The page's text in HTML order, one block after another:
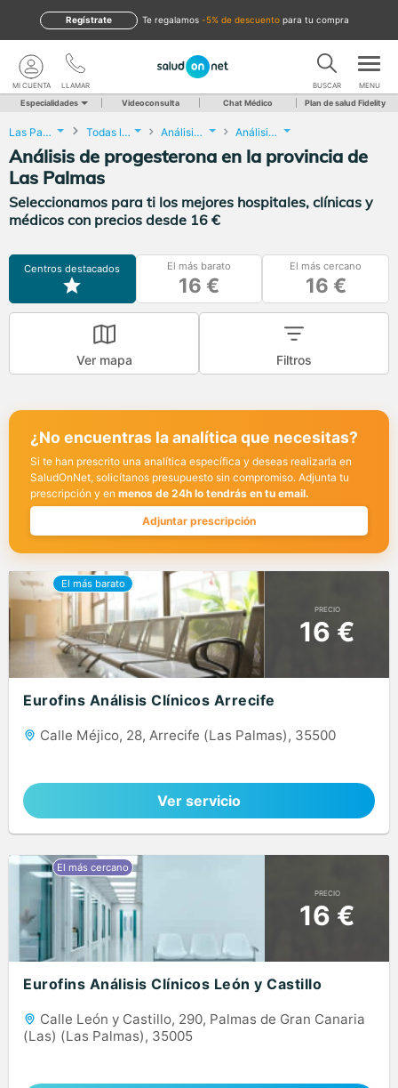
te regalamos -5% de descuento para tu compra
Regístrate
LLAMAR
MI CUENTA BUSCAR MENU
Especialidades Videoconsulta Chat Médico Plan de salud Fidelity
Las Palmas Todas las localidades Análisis Clínicos Análisis de progesterona
Análisis de progesterona en la provincia de
Las Palmas
Seleccionamos para ti los mejores hospitales, clínicas y
médicos con precios desde 16 €
Centros destacados El más barato
16 €
El más cercano
16 €
Ver mapa Filtros
¿No encuentras la analítica que necesitas?
Si te han prescrito una analítica específica y deseas realizarla en
SaludOnNet, solicítanos presupuesto sin compromiso. Adjunta tu
prescripción y en menos de 24h lo tendrás en tu email.
Adjuntar prescripción
PRECIO
16 €
Eurofins Análisis Clínicos Arrecife
Calle Méjico, 28, Arrecife (Las Palmas), 35500
Ver servicio
PRECIO
16 €
Eurofins Análisis Clínicos León y Castillo
Calle León y Castillo, 290, Palmas de Gran Canaria
(Las) (Las Palmas), 35005